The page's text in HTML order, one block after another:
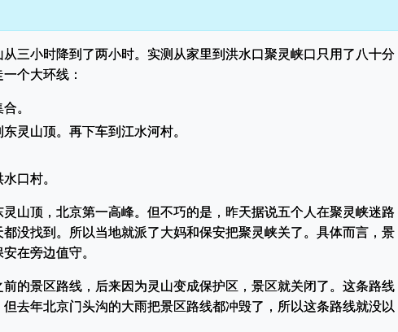
三小时降到了两小时。实测从家里到洪水口聚灵峡口只用了八十分
个大环线：
。
灵山顶。再下车到江水河村。
口村。
山顶，北京第一高峰。但不巧的是，昨天据说五个人在聚灵峡迷路
没找到。所以当地就派了大妈和保安把聚灵峡关了。具体而言，景
在旁边值守。
的景区路线，后来因为灵山变成保护区，景区就关闭了。这条路线
去年北京门头沟的大雨把景区路线都冲毁了，所以这条路线就没以